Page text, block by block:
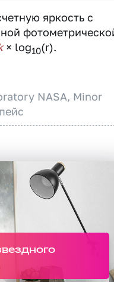
яркость с
× log10(r).
NASA, Minor